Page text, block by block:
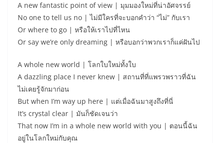
A new fantastic point of view | มุมมองใหม่ที่น่าอัศจรรย์
No one to tell us no | ไม่มีใครที่จะบอกคำว่า “ไม่” กับเรา
Or where to go | หรือให้เราไปที่ไหน
Or say we’re only dreaming | หรือบอกว่าพวกเราก็แค่ฝันไป
A whole new world | โลกใบใหม่ทั้งใบ
A dazzling place I never knew | สถานที่ที่แพรวพราวที่ฉัน
ไม่เคยรู้จักมาก่อน
But when I’m way up here | แต่เมื่อฉันมาสูงถึงที่นี่
It’s crystal clear | มันก็ชัดเจนว่า
That now I’m in a whole new world with you | ตอนนี้ฉัน
อยู่ในโลกใหม่กับคุณ